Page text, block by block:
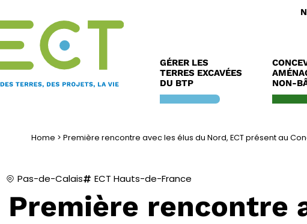
au
GÉRER LES
TERRES EXCAVÉES
DU BTP
NON-
Home > Première rencontre avec les élus du Nord, ECT présent au
Pas-de-Calais
ECT Hauts-de-France
Première rencontre